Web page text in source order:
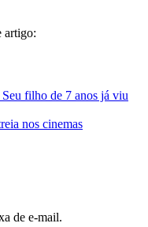
artigo:
filho de 7 anos já viu
nos cinemas
de e-mail.